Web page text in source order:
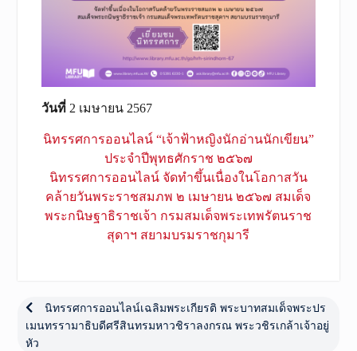
วันที่2 เมษายน 2567
นิทรรศการออนไลน์ “เจ้าฟ้าหญิงนักอ่านนักเขียน”
ประจำปีพุทธศักราช ๒๕๖๗
นิทรรศการออนไลน์ จัดทำขึ้นเนื่องในโอกาสวัน
คล้ายวันพระราชสมภพ ๒ เมษายน ๒๕๖๗ สมเด็จ
พระกนิษฐาธิราชเจ้า กรมสมเด็จพระเทพรัตนราช
สุดาฯ สยามบรมราชกุมารี
นำทาง
เรื่อง
Previous
post:
นิทรรศการออนไลน์เฉลิมพระเกียรติ พระบาทสมเด็จพระปร
เมนทรรามาธิบดีศรีสินทรมหาวชิราลงกรณ ​พระวชิรเกล้าเจ้าอยู่
หัว